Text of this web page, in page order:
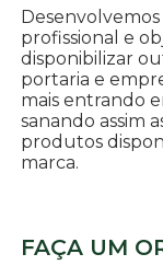
profissional e
disponibilizar
portaria e
mais entrando
sanando assim
produtos
marca.
FAÇA UM